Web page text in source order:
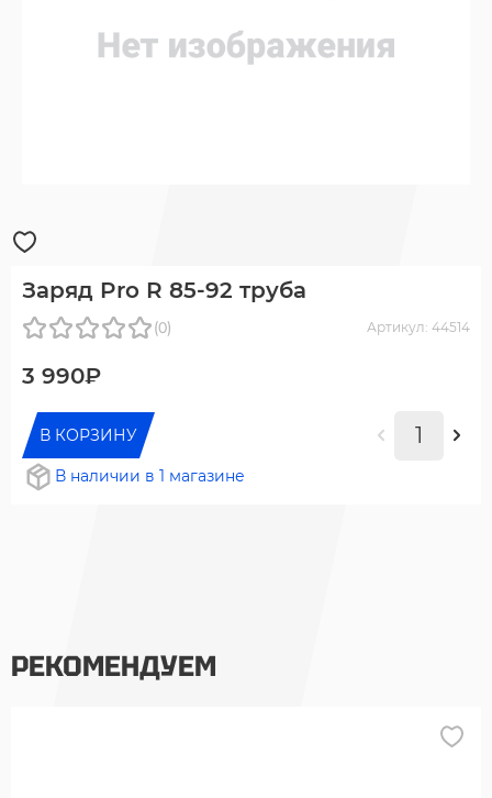
Заряд Pro R 85-92 труба
(0) Артикул: 44514
3 990₽
В КОРЗИНУ
В наличии в 1 магазине
РЕКОМЕНДУЕМ